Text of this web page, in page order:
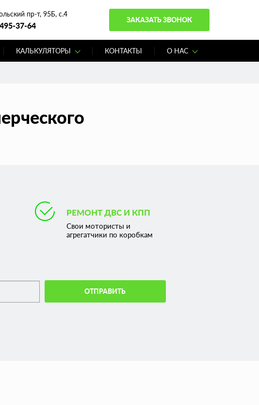
пр-т, 95Б, с.4
37-64
ЗАКАЗАТЬ ЗВОНОК
КАЛЬКУЛЯТОРЫ КОНТАКТЫ О НАС
РЕМОНТ ДВС И КПП
Свои мотористы и
агрегатчики по коробкам
ОТПРАВИТЬ